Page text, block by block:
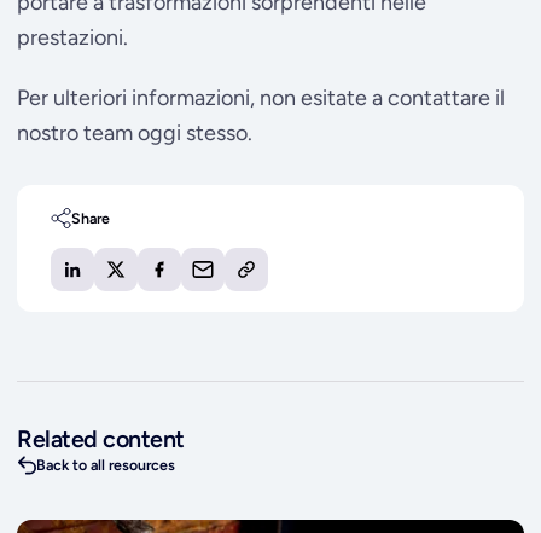
prestazioni.
Per ulteriori informazioni, non esitate a contattare il
nostro team oggi stesso.
Share
Related content
Back to all resources